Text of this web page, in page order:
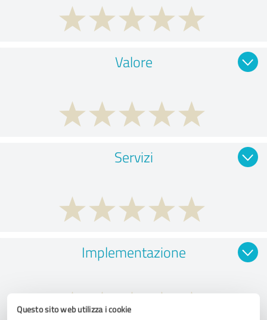
Questo sito web utilizza i cookie
Valore
Servizi
Implementazione